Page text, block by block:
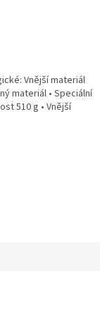
Vnější materiál
materiál • Speciální
510 g • Vnější